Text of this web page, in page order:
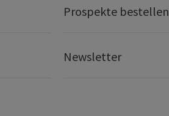
Prospekte bestellen
Newsletter